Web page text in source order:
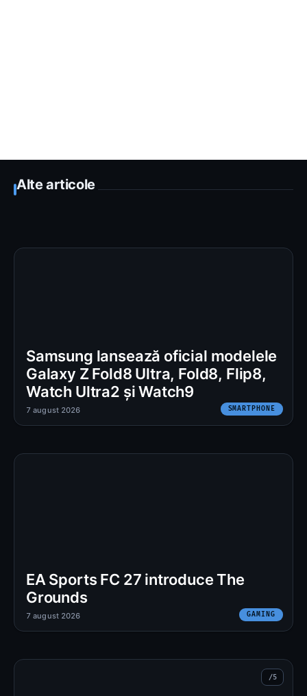
Alte articole
Samsung lansează oficial modelele
Galaxy Z Fold8 Ultra, Fold8, Flip8,
Watch Ultra2 și Watch9
SMARTPHONE
7 august 2026
EA Sports FC 27 introduce The
Grounds
GAMING
7 august 2026